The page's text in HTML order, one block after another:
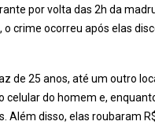
por volta das 2h da
crime ocorreu após elas
de 25 anos, até um outro
celular do homem e,
disso, elas roubaram